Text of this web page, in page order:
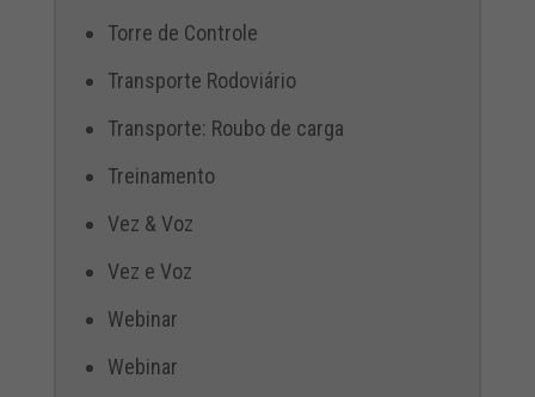
Torre de Controle
Transporte Rodoviário
Transporte: Roubo de carga
Treinamento
Vez & Voz
Vez e Voz
Webinar
Webinar